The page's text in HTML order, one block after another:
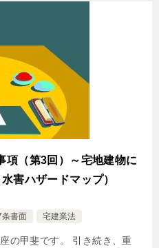
項（第3回）～宅地建物に
害ハザードマップ）
書面 宅建業法
の甲斐です。 引き続き、重